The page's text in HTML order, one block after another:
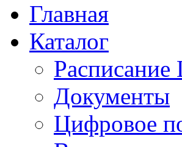
Главная
Каталог
Документы
Цифровое